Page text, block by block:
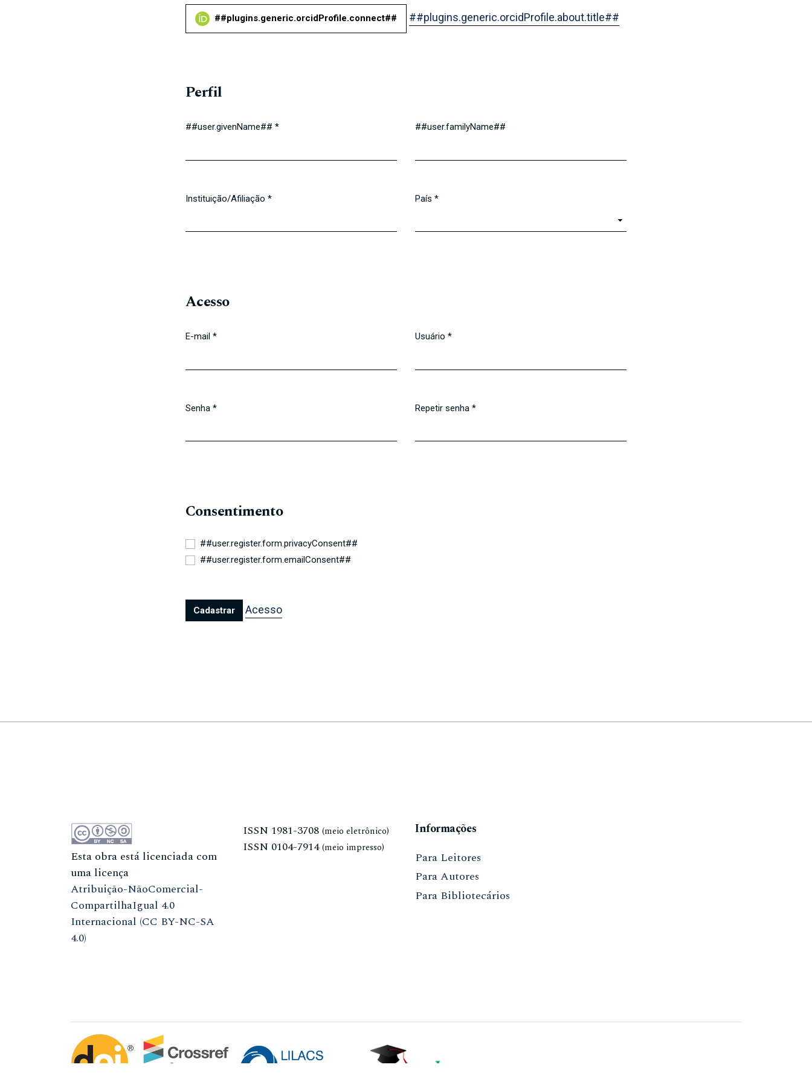
##plugins.generic.orcidProfile.connect## ##plugins.generic.orcidProfile.about.title##
Perfil
##user.givenName## *
##user.familyName##
Instituição/Afiliação *
País *
Acesso
E-mail *
Usuário *
Senha *
Repetir senha *
Consentimento
##user.register.form.privacyConsent##
##user.register.form.emailConsent##
Cadastrar Acesso
Esta obra está licenciada com
uma licença
Atribuição-NãoComercial-
CompartilhaIgual 4.0
Internacional (CC BY-NC-SA
4.0)
ISSN 1981-3708 (meio eletrônico)
ISSN 0104-7914 (meio impresso)
Informações
Para Leitores
Para Autores
Para Bibliotecários